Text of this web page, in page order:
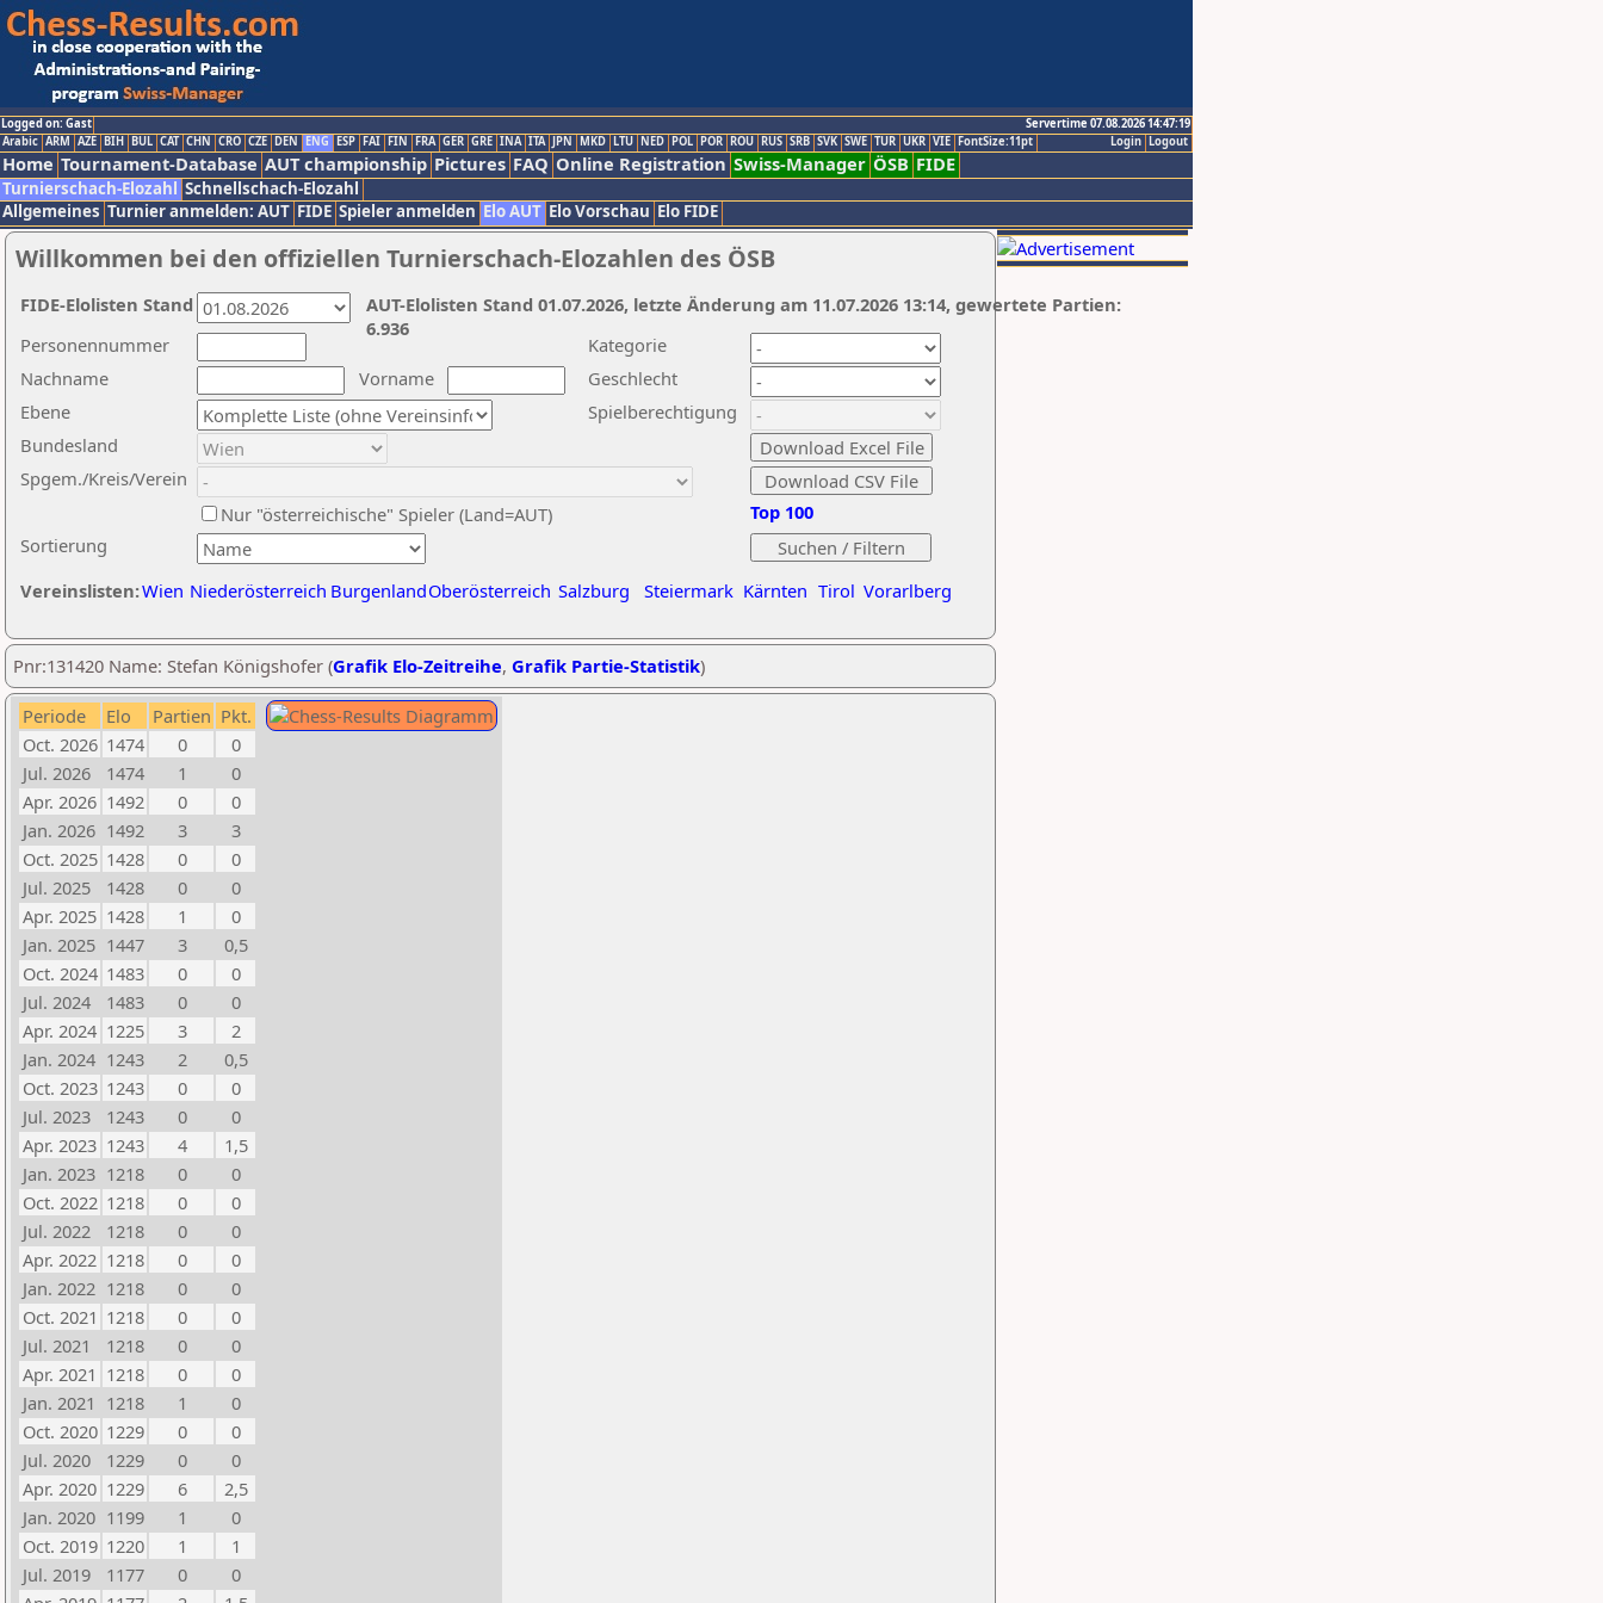
Logged on: Gast
Servertime 07.08.2026 14:47:19
Logout
Login
Arabic ARM AZE BIH BUL CAT CHN CRO CZE DEN ENG ESP FAI FIN FRA GER GRE INA ITA JPN MKD LTU NED POL POR ROU RUS SRB SVK SWE TUR UKR VIE FontSize:11pt
Home Tournament-Database AUT championship Pictures FAQ Online Registration Swiss-Manager ÖSB FIDE
Turnierschach-Elozahl Schnellschach-Elozahl
Allgemeines Turnier anmelden: AUT FIDE Spieler anmelden Elo AUT Elo Vorschau Elo FIDE
Willkommen bei den offiziellen Turnierschach-Elozahlen des ÖSB
Nachname
Vorname
Ebene
Kategorie
Sortierung
Personennummer
Bundesland
Spgem./Kreis/Verein
Geschlecht
Nur "österreichische" Spieler (Land=AUT)
Spielberechtigung
Vereinslisten:Wien Niederösterreich BurgenlandOberösterreich Salzburg Steiermark Kärnten Tirol Vorarlberg
Top 100
AUT-Elolisten Stand 01.07.2026, letzte Änderung am 11.07.2026 13:14, gewertete Partien:
6.936
FIDE-Elolisten Stand
Pnr:131420 Name: Stefan Königshofer (Grafik Elo-Zeitreihe, Grafik Partie-Statistik)
Periode Elo Partien Pkt.
Oct. 2026 1474 0
0
Jul. 2026
1474 1
0
Apr. 2026 1492 0
0
Jan. 2026 1492 3
3
Oct. 2025 1428 0
0
Jul. 2025
1428 0
0
Apr. 2025 1428 1
0
Jan. 2025 1447 3
0,5
Oct. 2024 1483 0
0
Jul. 2024
1483 0
0
Apr. 2024 1225 3
2
Jan. 2024 1243 2
0,5
Oct. 2023 1243 0
0
Jul. 2023
1243 0
0
Apr. 2023 1243 4
1,5
Jan. 2023 1218 0
0
Oct. 2022 1218 0
0
Jul. 2022
1218 0
0
Apr. 2022 1218 0
0
Jan. 2022 1218 0
0
Oct. 2021 1218 0
0
Jul. 2021
1218 0
0
Apr. 2021 1218 0
0
Jan. 2021 1218 1
0
Oct. 2020 1229 0
0
Jul. 2020
1229 0
0
Apr. 2020 1229 6
2,5
Jan. 2020 1199 1
0
Oct. 2019 1220 1
1
Jul. 2019
1177 0
0